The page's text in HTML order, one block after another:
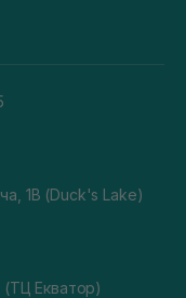
1В (Duck's Lake)
(ТЦ Екватор)